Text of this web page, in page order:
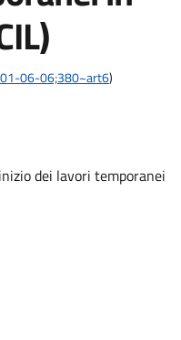
06-06;380~art6)
dei lavori temporanei